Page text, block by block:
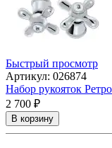
Быстрый просмотр
Артикул: 026874
Набор рукояток
2 700 ₽
В корзину